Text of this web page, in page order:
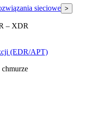
sieciowe >
– XDR
(EDR/APT)